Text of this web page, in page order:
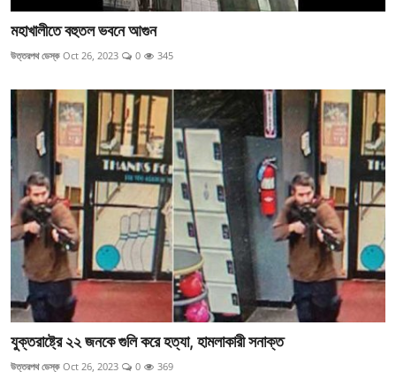
মহাখালীতে বহুতল ভবনে আগুন
উত্তরপথ ডেস্ক Oct 26, 2023 0 345
যুক্তরাষ্ট্রে ২২ জনকে গুলি করে হত্যা, হামলাকারী সনাক্ত
উত্তরপথ ডেস্ক Oct 26, 2023 0 369